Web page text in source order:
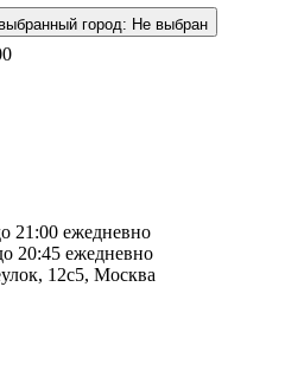
город: Не выбран
21:00 ежедневно
20:45 ежедневно
12с5, Москва